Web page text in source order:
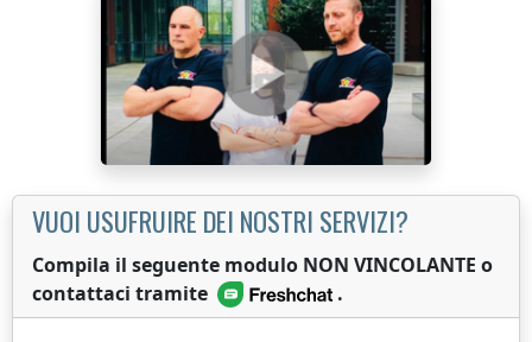
VUOI USUFRUIRE DEI NOSTRI SERVIZI?
Compila il seguente modulo NON VINCOLANTE o
contattaci tramite
.